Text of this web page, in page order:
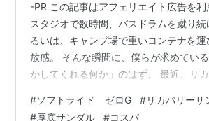
-PR この記事はアフェリエイト広告を
スタジオで数時間、バスドラムを蹴り
るいは、キャンプ場で重いコンテナを
放感。 そんな瞬間に、僕らが求めてい
かしてくれる何か」のはず。 最近、リ
テンティアル（TENTIAL）、あるいはホ
#ソフトライド ゼロG #リカバリーサ
#厚底サンダル #コスパ